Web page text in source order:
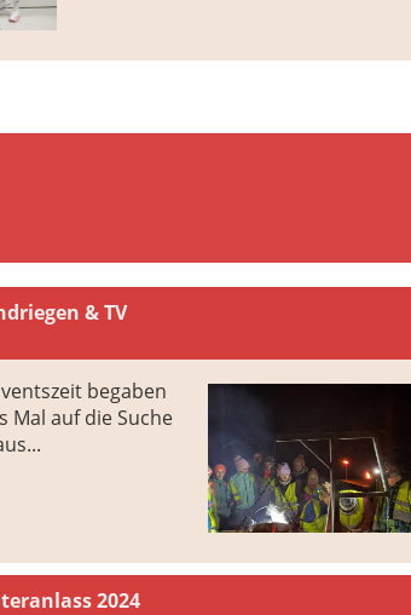
& TV
begaben
Mal auf die Suche
2024